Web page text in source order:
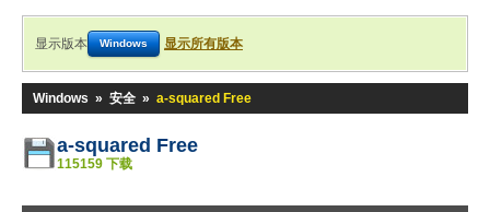
显示版本 Windows 显示所有版本
Windows » 安全 » a-squared Free
a-squared Free
115159 下载